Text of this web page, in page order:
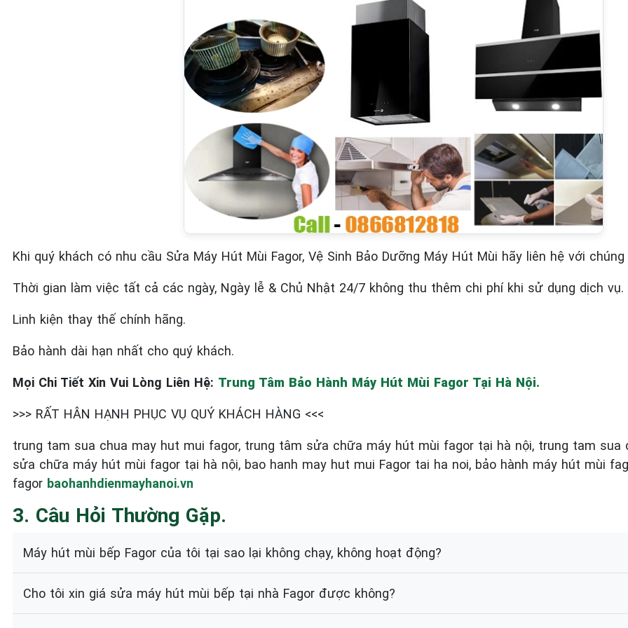
Khi quý khách có nhu cầu Sửa Máy Hút Mùi Fagor, Vệ Sinh Bảo Dưỡng Máy Hút Mùi hãy liên hệ với
Thời gian làm việc tất cả các ngày, Ngày lễ & Chủ Nhật 24/7 không thu thêm chi phí khi sử dụng dịch vụ.
Linh kiện thay thế chính hãng.
Bảo hành dài hạn nhất cho quý khách.
Mọi Chi Tiết Xin Vui Lòng Liên Hệ: Trung Tâm Bảo Hành Máy Hút Mùi Fagor Tại Hà Nội.
>>> RẤT HÂN HẠNH PHỤC VỤ QUÝ KHÁCH HÀNG <<<
trung tam sua chua may hut mui fagor, trung tâm sửa chữa máy hút mùi fagor tại hà nội, trung tam sua
sửa chữa máy hút mùi fagor tại hà nội, bao hanh may hut mui Fagor tai ha noi, bảo hành máy hút mùi
fagor baohanhdienmayhanoi.vn
3. Câu Hỏi Thường Gặp.
Máy hút mùi bếp Fagor của tôi tại sao lại không chạy, không hoạt động?
Cho tôi xin giá sửa máy hút mùi bếp tại nhà Fagor được không?